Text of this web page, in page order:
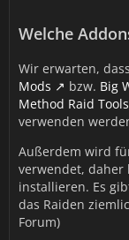
Welche
Wir erwarten,
Mods
bzw. Big
Method Raid Tools
verwenden
Außerdem wird
verwendet, daher
installieren. Es
das Raiden
Forum)